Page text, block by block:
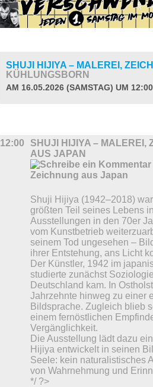
SHUJI HIJIYA – MALEREI,
KÜHLUNGSBORN
AM 16.05.2026 (SAMSTAG) UM
12:00
SHUJI HIJIYA – MALEREI,
AUS JAPAN
Shuji Hijiya (1942–2018)
größten Teil seines Lebens
Ausstellungen in den 70er
vom Kunstbetrieb
seinem Tod ungesehen –
ihrer Entstehung, ans Licht
Der Künstler, 1942 im
studierte zunächst
Deutschland kam. In
Jahrzehnte hinweg zu einer
Bildsprache. Zugleich blieb
einem fernöstlichen
Vergänglichkeit.
Die Ausstellung lädt dazu
Hijiya entwickelt in seinen
Seele: kein naturalistisches
von Wahrnehmung und
*/ ?>